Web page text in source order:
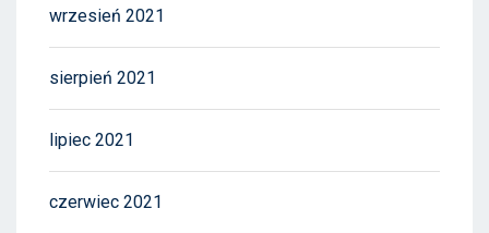
wrzesień 2021
sierpień 2021
lipiec 2021
czerwiec 2021